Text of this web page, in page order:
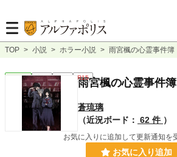
TOP > 小説 > ホラー小説 > 雨宮楓の心霊事件簿
ホラー 完結 短編 R15
雨宮楓の心霊事件簿
蒼琉璃
（近況ボード： 62 件 ）
お気に入りに追加して更新通知を
お気に入り追加